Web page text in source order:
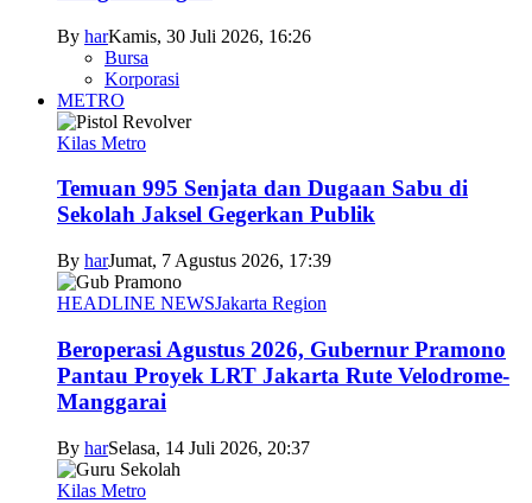
By harKamis, 30 Juli 2026, 16:26
Bursa
Korporasi
METRO
Kilas Metro
Temuan 995 Senjata dan Dugaan Sabu di
Sekolah Jaksel Gegerkan Publik
By harJumat, 7 Agustus 2026, 17:39
HEADLINE NEWSJakarta Region
Beroperasi Agustus 2026, Gubernur Pramono
Pantau Proyek LRT Jakarta Rute Velodrome-
Manggarai
By harSelasa, 14 Juli 2026, 20:37
Kilas Metro